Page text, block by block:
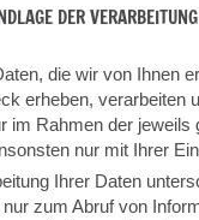
DER
die wir von Ihnen
erheben, verarbeiten
im Rahmen der jeweils
nur mit Ihrer
Ihrer Daten
zum Abruf von